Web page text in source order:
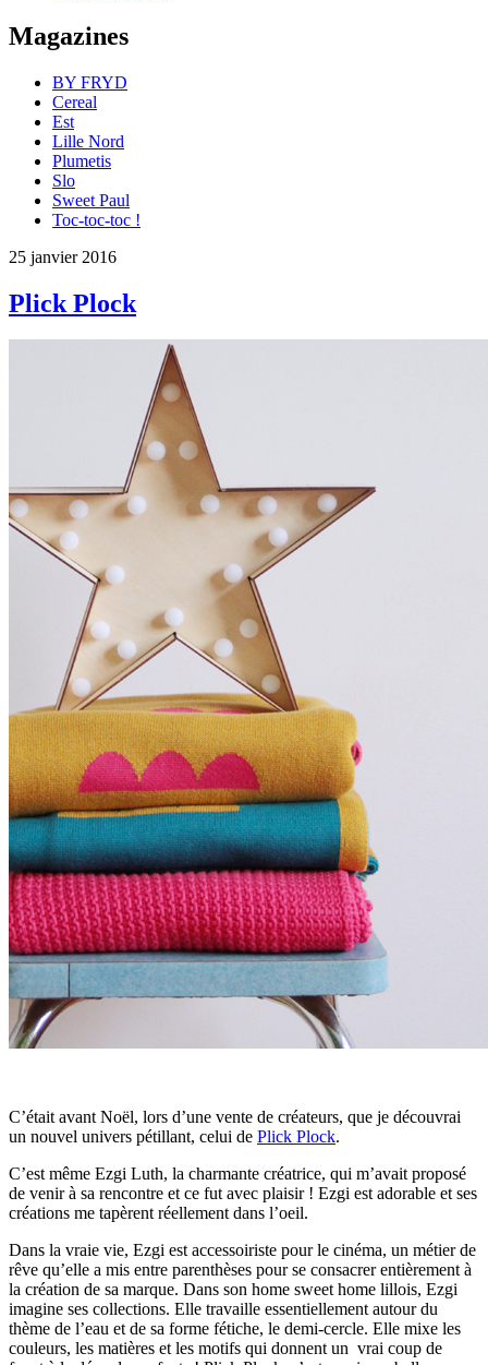
Magazines
BY FRYD
Cereal
Est
Lille Nord
Plumetis
Slo
Sweet Paul
Toc-toc-toc !
25 janvier 2016
Plick Plock
C’était avant Noël, lors d’une vente de créateurs, que je découvrai
un nouvel univers pétillant, celui de Plick Plock.
C’est même Ezgi Luth, la charmante créatrice, qui m’avait proposé
de venir à sa rencontre et ce fut avec plaisir ! Ezgi est adorable et ses
créations me tapèrent réellement dans l’oeil.
Dans la vraie vie, Ezgi est accessoiriste pour le cinéma, un métier de
rêve qu’elle a mis entre parenthèses pour se consacrer entièrement à
la création de sa marque. Dans son home sweet home lillois, Ezgi
imagine ses collections. Elle travaille essentiellement autour du
thème de l’eau et de sa forme fétiche, le demi-cercle. Elle mixe les
couleurs, les matières et les motifs qui donnent un vrai coup de